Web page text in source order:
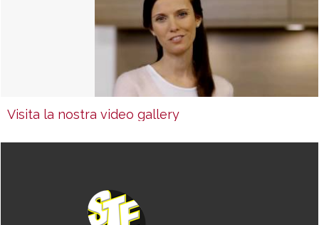
Visita la nostra video gallery